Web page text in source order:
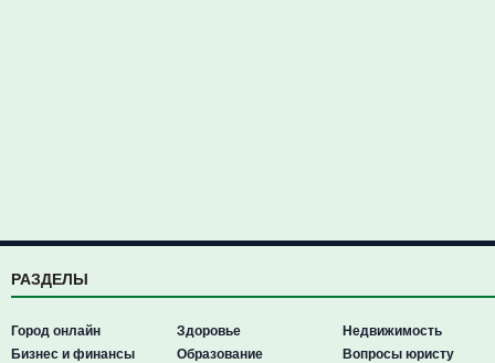
РАЗДЕЛЫ
Город онлайн
Бизнес и финансы
Здоровье
Образование
Недвижимость
Вопросы юристу